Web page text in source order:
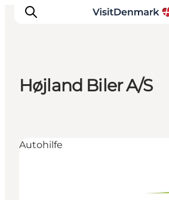
Unterkünfte
Højland Biler A/S
Autohilfe